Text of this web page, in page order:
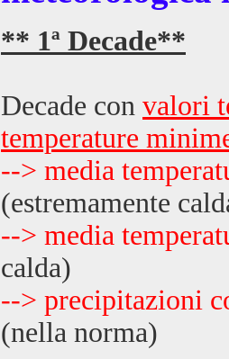
** 1ª Decade**
Decade con valori
temperature
--> media
(estremamente
--> media
calda)
--> precipitazioni
(nella norma)